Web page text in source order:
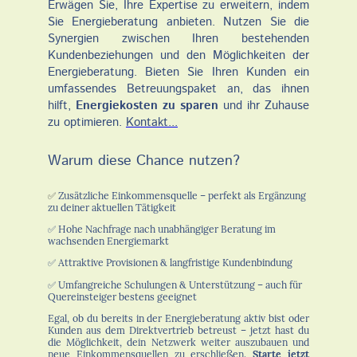
Erwägen Sie, Ihre Expertise zu erweitern, indem
Sie Energieberatung anbieten. Nutzen Sie die
Synergien zwischen Ihren bestehenden
Kundenbeziehungen und den Möglichkeiten der
Energieberatung. Bieten Sie Ihren Kunden ein
umfassendes Betreuungspaket an, das ihnen
hilft, Energiekosten zu sparen und ihr Zuhause
zu optimieren. Kontakt...
Warum diese Chance nutzen?
✅ Zusätzliche Einkommensquelle – perfekt als Ergänzung
zu deiner aktuellen Tätigkeit
✅ Hohe Nachfrage nach unabhängiger Beratung im
wachsenden Energiemarkt
✅ Attraktive Provisionen & langfristige Kundenbindung
✅ Umfangreiche Schulungen & Unterstützung – auch für
Quereinsteiger bestens geeignet
Egal, ob du bereits in der Energieberatung aktiv bist oder
Kunden aus dem Direktvertrieb betreust – jetzt hast du
die Möglichkeit, dein Netzwerk weiter auszubauen und
neue Einkommensquellen zu erschließen.Starte jetzt